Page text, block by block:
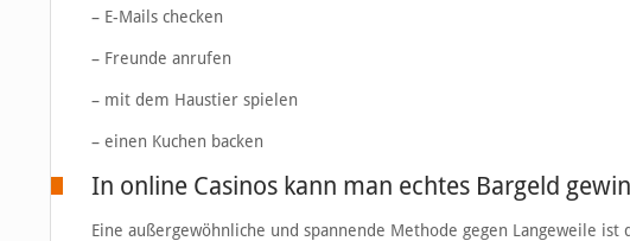
– E-Mails checken
– Freunde anrufen
– mit dem Haustier spielen
– einen Kuchen backen
In online Casinos kann man echtes Bargeld
Eine außergewöhnliche und spannende Methode gegen Langeweile